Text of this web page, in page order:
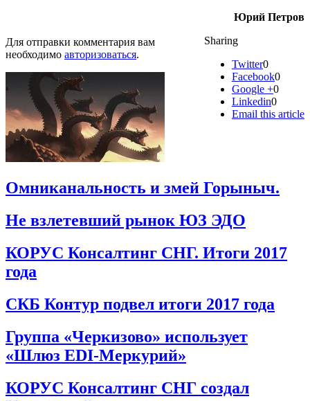
Юрий Петров
Sharing
Twitter0
Facebook0
Google +0
Linkedin0
Email this article
Для отправки комментария вам
необходимо авторизоваться.
Омниканальность и змей Горыныч.
Не взлетевший рынок ЮЗ ЭДО
КОРУС Консалтинг СНГ. Итоги 2017
года
СКБ Контур подвел итоги 2017 года
Группа «Черкизово» использует
«Шлюз EDI-Меркурий»
КОРУС Консалтинг СНГ создал